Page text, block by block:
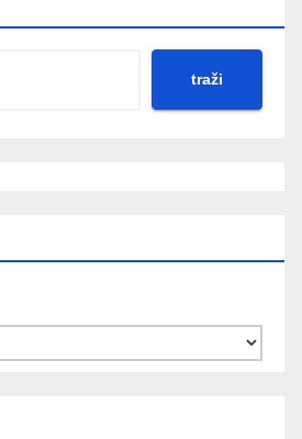
traži